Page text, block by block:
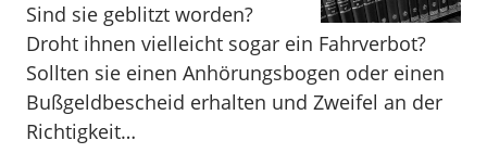
Sind sie geblitzt worden?
Droht ihnen vielleicht sogar ein Fahrverbot?
Sollten sie einen Anhörungsbogen oder einen
Bußgeldbescheid erhalten und Zweifel an der
Richtigkeit…